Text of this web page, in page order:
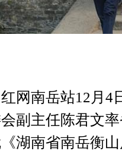
南岳站12月4日
副主任陈君文
湖南省南岳衡